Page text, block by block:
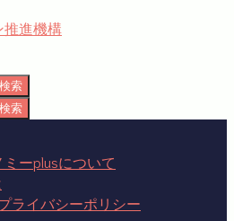
推進機構
ーplusについて
ライバシーポリシー